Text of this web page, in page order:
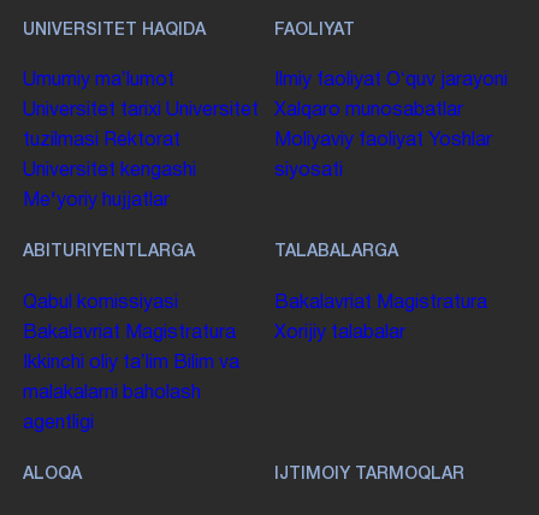
UNIVERSITET HAQIDA
Umumiy maʼlumot
Universitet tarixi Universitet
tuzilmasi
Rektorat
Universitet kengashi
Me'yoriy hujjatlar
FAOLIYAT
Ilmiy faoliyat Oʻquv jarayoni
Xalqaro munosabatlar
Moliyaviy faoliyat Yoshlar
siyosati
ABITURIYENTLARGA
Qabul komissiyasi
Bakalavriat Magistratura
Ikkinchi oliy taʼlim Bilim va
malakalarni baholash
agentligi
TALABALARGA
Bakalavriat Magistratura
Xorijiy talabalar
ALOQA IJTIMOIY TARMOQLAR